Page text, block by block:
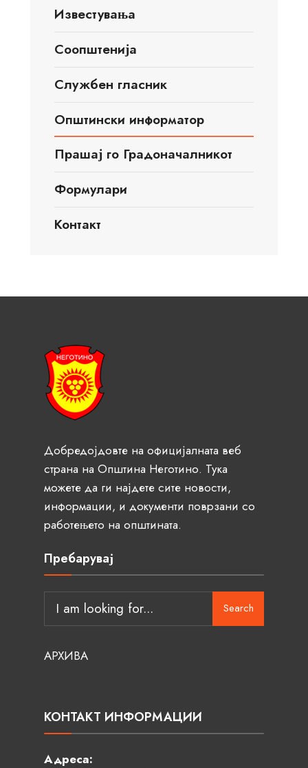
Известувања
Соопштенија
Службен гласник
Општински информатор
Прашај го Градоначалникот
Формулари
Контакт
Добредојдовте на официјалната веб
страна на Општина Неготино. Тука
можете да ги најдете сите новости,
информации, и документи поврзани со
работењето на општината.
Пребарувај
Search
АРХИВА
КОНТАКТ ИНФОРМАЦИИ
Адреса: